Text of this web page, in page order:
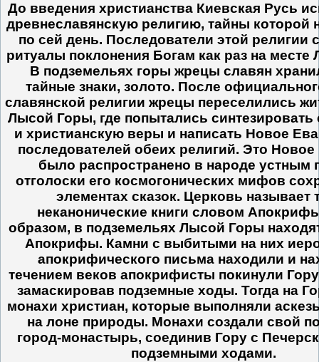
До введения христианства Киевская Русь
древнеславянскую религию, тайны которой
по сей день. Последователи этой религии
ритуалы поклонения Богам как раз на
В подземельях горы жрецы славян
тайные знаки, золото. После
славянской религии жрецы переселились
Лысой Горы, где попытались синтезировать
и христианскую веры и написать Новое
последователей обеих религий. Это Новое
было распространено в народе устным
отголоски его космогонических мифов
элементах сказок. Церковь называет
неканонические книги словом
образом, в подземельях Лысой Горы
Апокрифы. Камни с выбитыми на них
апокрифического письма находили и
течением веков апокрифисты покинули
замаскировав подземные ходы. Тогда на
монахи христиан, которые выполняли
на лоне природы. Монахи создали свой
город-монастырь, соединив Гору с
подземными ходами.